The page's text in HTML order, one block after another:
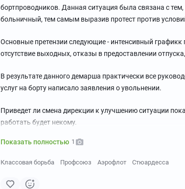
бортпроводников. Данная ситуация была связана с
больничный, тем самым выразив протест против
Основные претензии следующие - интенсивный
отсутствие выходных, отказы в предоставлении
В результате данного демарша практически все
услуг на борту написало заявления о увольнении.
Приведет ли смена дирекции к улучшению ситуации
работать будет некому.
Показать полностью 1
Классовая борьба Профсоюз Аэрофлот Стюардесса